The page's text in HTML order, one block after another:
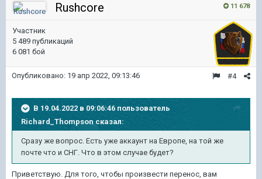
11 678
Rushcore
Участник
5 489 публикаций
6 081 бой
#4
Опубликовано: 19 апр 2022, 09:13:46
В 19.04.2022 в 09:06:46 пользователь
Richard_Thompson сказал:
Сразу же вопрос. Есть уже аккаунт на Европе, на той же
почте что и СНГ. Что в этом случае будет?
Приветствую. Для того, чтобы произвести перенос, вам